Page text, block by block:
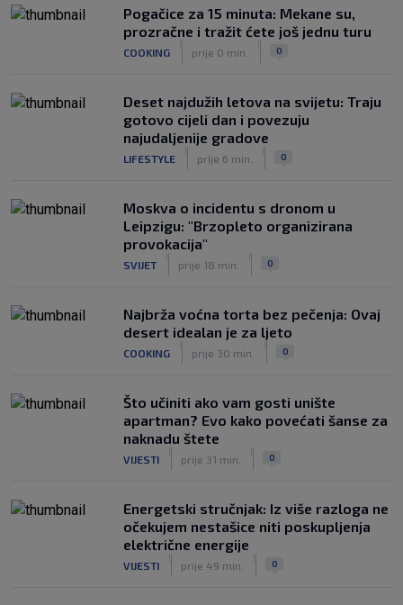
Veliko priznanje za hrvatskog
stručnjaka: Jurica Žuža novi je pomoćni
trener Barcelone
|
prije 2 h
Pogačice za 15 minuta: Mekane su,
prozračne i tražit ćete još jednu turu
COOKING prije 0 min. 0
Deset najdužih letova na svijetu: Traju
gotovo cijeli dan i povezuju
najudaljenije gradove
LIFESTYLE prije 6 min. 0
Moskva o incidentu s dronom u
Leipzigu: "Brzopleto organizirana
provokacija"
SVIJET prije 18 min. 0
Najbrža voćna torta bez pečenja: Ovaj
desert idealan je za ljeto
COOKING prije 30 min. 0
Što učiniti ako vam gosti unište
apartman? Evo kako povećati šanse za
naknadu štete
VIJESTI prije 31 min. 0
Energetski stručnjak: Iz više razloga ne
očekujem nestašice niti poskupljenja
električne energije
VIJESTI prije 49 min. 0